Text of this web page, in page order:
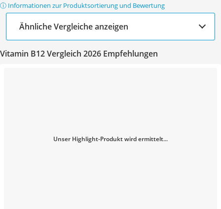
ⓘ Informationen zur Produktsortierung und Bewertung
Ähnliche Vergleiche anzeigen
Vitamin B12 Vergleich 2026 Empfehlungen
Unser Highlight-Produkt wird ermittelt...